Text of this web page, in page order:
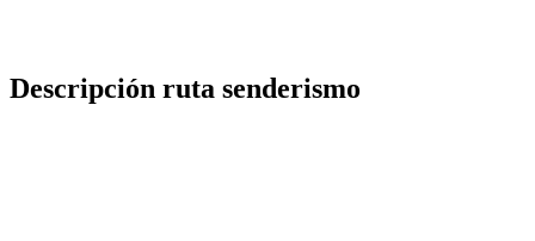
Descripción ruta senderismo